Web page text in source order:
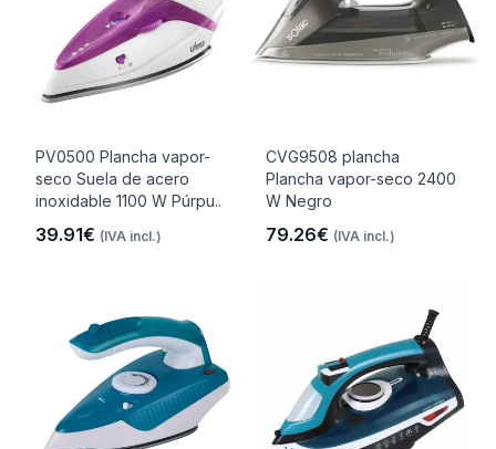
PV0500 Plancha vapor-
seco Suela de acero
inoxidable 1100 W Púrpu..
39.91€ (IVA incl.)
CVG9508 plancha
Plancha vapor-seco 2400
W Negro
79.26€ (IVA incl.)